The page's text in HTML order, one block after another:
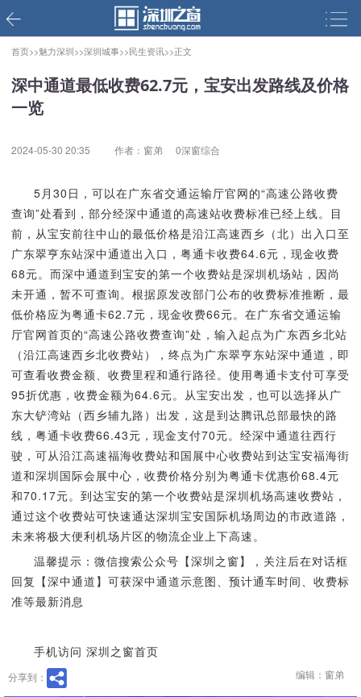
首页>>魅力深圳>>深圳城事>>民生资讯>>正文
深中通道最低收费62.7元，宝安出发路线及价格
一览
2024-05-30 20:35 作者：窗弟 0深窗综合
5月30日，可以在广东省交通运输厅官网的“高速公路收费
查询”处看到，部分经深中通道的高速站收费标准已经上线。目
前，从宝安前往中山的最低价格是沿江高速西乡（北）出入口至
广东翠亨东站深中通道出入口，粤通卡收费64.6元，现金收费
68元。而深中通道到宝安的第一个收费站是深圳机场站，因尚
未开通，暂不可查询。根据原发改部门公布的收费标准推断，最
低价格应为粤通卡62.7元，现金收费66元。在广东省交通运输
厅官网首页的“高速公路收费查询”处，输入起点为广东西乡北站
（沿江高速西乡北收费站），终点为广东翠亨东站深中通道，即
可查看收费金额、收费里程和通行路径。使用粤通卡支付可享受
95折优惠，收费金额为64.6元。从宝安出发，也可以选择从广
东大铲湾站（西乡辅九路）出发，这是到达腾讯总部最快的路
线，粤通卡收费66.43元，现金支付70元。经深中通道往西行
驶，可从沿江高速福海收费站和国展中心收费站到达宝安福海街
道和深圳国际会展中心，收费价格分别为粤通卡优惠价68.4元
和70.17元。到达宝安的第一个收费站是深圳机场高速收费站，
通过这个收费站可快速通达深圳宝安国际机场周边的市政道路，
未来将极大便利机场片区的物流企业上下高速。
温馨提示：微信搜索公众号【深圳之窗】，关注后在对话框
回复【深中通道】可获深中通道示意图、预计通车时间、收费标
准等最新消息
手机访问 深圳之窗首页
分享到： 编辑：窗弟